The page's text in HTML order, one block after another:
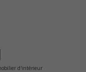
d'intérieur